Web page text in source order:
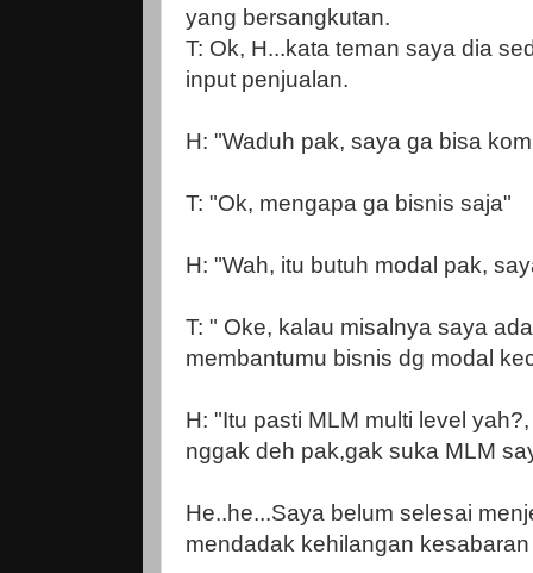
yang bersangkutan.
T: Ok, H...kata teman saya dia
input penjualan.
H: "Waduh pak, saya ga bisa
T: "Ok, mengapa ga bisnis saja"
H: "Wah, itu butuh modal pak,
T: " Oke, kalau misalnya saya
membantumu bisnis dg modal
H: "Itu pasti MLM multi level
nggak deh pak,gak suka MLM
He..he...Saya belum selesai
mendadak kehilangan